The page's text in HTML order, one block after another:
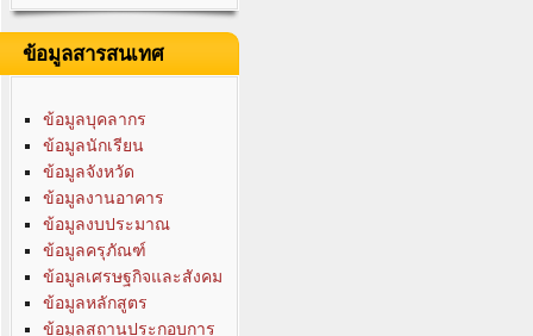
ข้อมูลสารสนเทศ
ข้อมูลบุคลากร
ข้อมูลนักเรียน
ข้อมูลจังหวัด
ข้อมูลงานอาคาร
ข้อมูลงบประมาณ
ข้อมูลครุภัณฑ์
ข้อมูลเศรษฐกิจและสังคม
ข้อมูลหลักสูตร
ข้อมูลสถานประกอบการ